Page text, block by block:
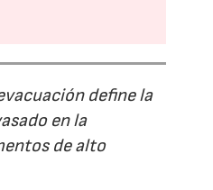
define la
en la
de alto